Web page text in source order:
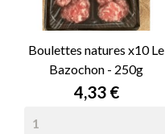
Boulettes natures x10 Le
Bazochon - 250g
Prix
4,33 €